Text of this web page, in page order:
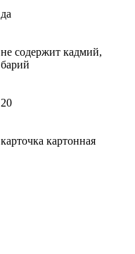
да
не содержит кадмий,
барий
20
карточка картонная